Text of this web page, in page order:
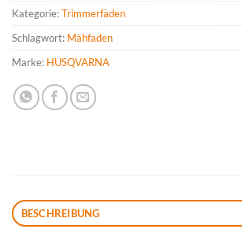
Kategorie:Trimmerfäden
Schlagwort: Mähfaden
Marke: HUSQVARNA
BESCHREIBUNG